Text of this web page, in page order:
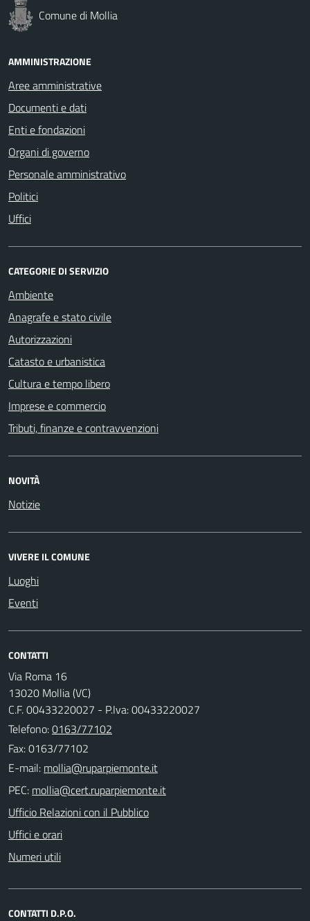
Comune di Mollia
AMMINISTRAZIONE
Aree amministrative
Documenti e dati
Enti e fondazioni
Organi di governo
Personale amministrativo
Politici
Uffici
CATEGORIE DI SERVIZIO
Ambiente
Anagrafe e stato civile
Autorizzazioni
Catasto e urbanistica
Cultura e tempo libero
Imprese e commercio
Tributi, finanze e contravvenzioni
NOVITÀ
Notizie
VIVERE IL COMUNE
Luoghi
Eventi
CONTATTI
Via Roma 16
13020 Mollia (VC)
C.F. 00433220027 - P.Iva: 00433220027
Telefono:0163/77102
Fax: 0163/77102
E-mail:
PEC:
Ufficio Relazioni con il Pubblico
Uffici e orari
Numeri utili
CONTATTI D.P.O.